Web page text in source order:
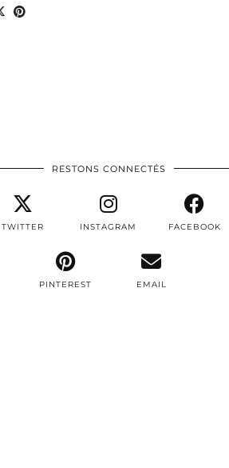
RESTONS CONNECTÉS
TWITTER INSTAGRAM FACEBOOK
PINTEREST EMAIL